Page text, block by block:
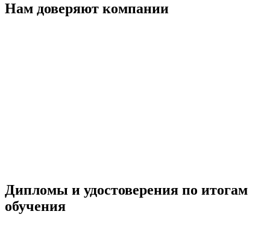
Нам доверяют компании
Дипломы и удостоверения по итогам
обучения